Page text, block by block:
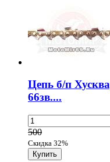
Цепь б/п
66зв....
500
Скидка 32%